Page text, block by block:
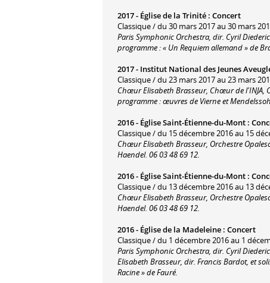
2017 - Église de la Trinité : Concert
Classique / du 30 mars 2017 au 30 mars
Paris Symphonic Orchestra, dir. Cyril
programme : « Un Requiem allemand » de
2017 - Institut National des Jeunes
Classique / du 23 mars 2017 au 23 mars
Chœur Elisabeth Brasseur, Chœur de l'INJA,
programme : œuvres de Vierne et
2016 - Église Saint-Étienne-du-Mont :
Classique / du 15 décembre 2016 au 15
Chœur Elisabeth Brasseur, Orchestre
Haendel. 06 03 48 69 12.
2016 - Église Saint-Étienne-du-Mont :
Classique / du 13 décembre 2016 au 13
Chœur Elisabeth Brasseur, Orchestre
Haendel. 06 03 48 69 12.
2016 - Église de la Madeleine : Concert
Classique / du 1 décembre 2016 au 1
Paris Symphonic Orchestra, dir. Cyril
Elisabeth Brasseur, dir. Francis Bardot, et
Racine » de Fauré.